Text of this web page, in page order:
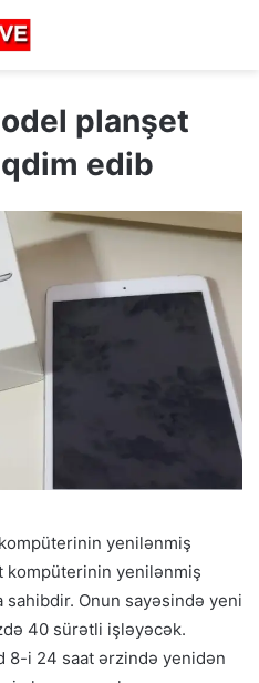
planşet
edib
yenilənmiş
kompüterinin yenilənmiş
sahibdir. Onun sayəsində yeni
40 sürətli işləyəcək.
8-i 24 saat ərzində yenidən